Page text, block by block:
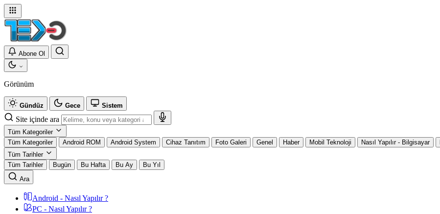
Abone Ol
Görünüm
Gündüz Gece Sistem
Site içinde ara
Tüm Kategoriler
Tüm Kategoriler
Android ROM Android System Cihaz Tanıtım Foto Galeri Genel Haber Mobil Teknoloji Nasıl Yapılır - Bilgisayar
Tüm Tarihler
Tüm Tarihler
Bugün Bu Hafta Bu Ay
Bu Yıl
Ara
Android - Nasıl Yapılır ?
PC - Nasıl Yapılır ?